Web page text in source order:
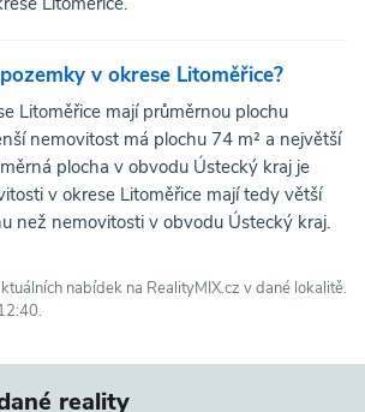
v okrese Litoměřice?
Litoměřice mají průměrnou plochu
nemovitost má plochu 74 m² a největší
plocha v obvodu Ústecký kraj je
v okrese Litoměřice mají tedy větší
než nemovitosti v obvodu Ústecký kraj.
nabídek na RealityMIX.cz v dané lokalitě.
reality